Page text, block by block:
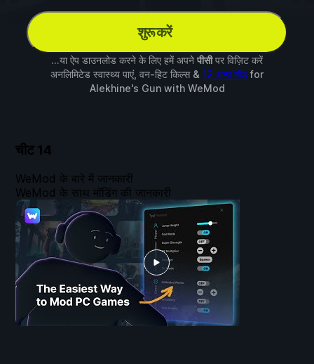
शुरू करें
...या ऐप डाउनलोड करने के लिए हमें अपने पीसीपर विज़िट करें
अनलिमिटेड स्वास्थ्य पाएं, वन-हिट किल्स & 12 अन्य मॉडfor
Alekhine's Gunwith WeMod
चीट 14
WeMod के बारे में जानकारी
WeMod के साथ मॉडिंग की जानकारी